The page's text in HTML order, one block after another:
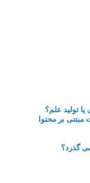
تولید علم؟
بر محتوا
گذرد؟